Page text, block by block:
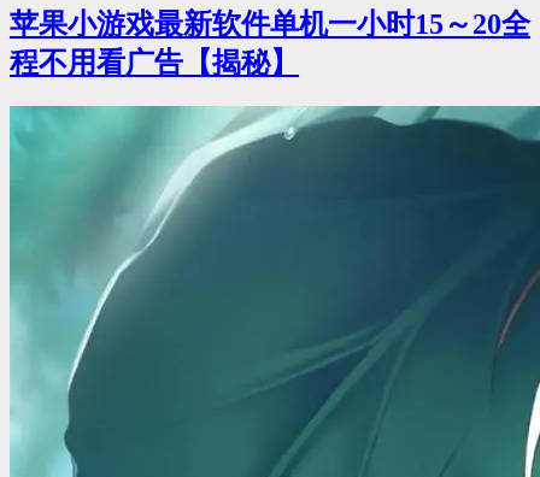
苹果小游戏最新软件单机一小时15～20全
程不用看广告【揭秘】